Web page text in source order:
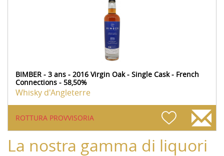
BIMBER - 3 ans - 2016 Virgin Oak - Single Cask - French
Connections - 58,50%
Whisky d'Angleterre
ROTTURA PROVVISORIA
La nostra gamma di liquori